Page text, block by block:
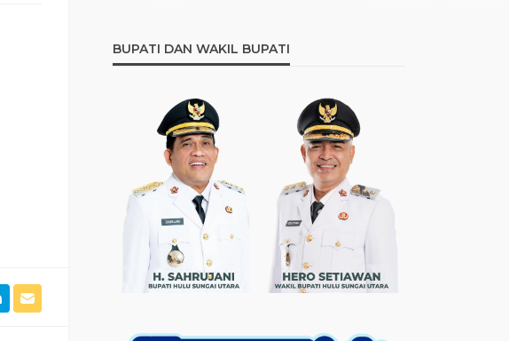
BUPATI DAN WAKIL BUPATI